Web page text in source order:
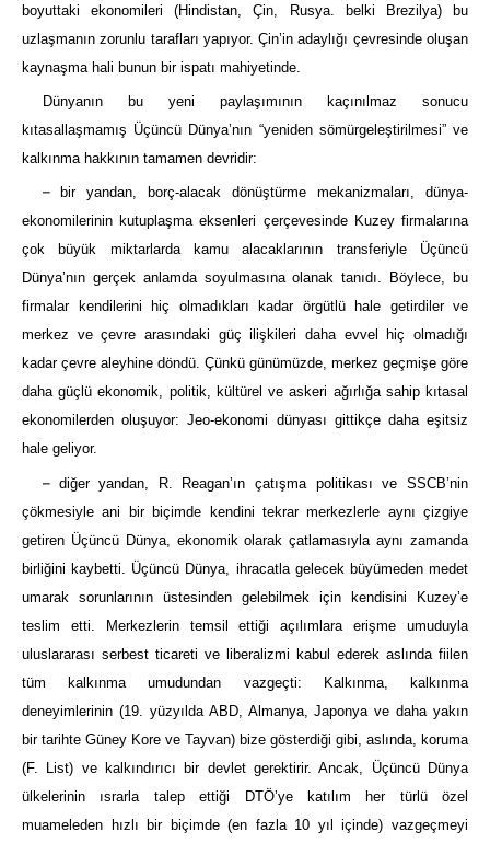
boyuttaki ekonomileri (Hindistan, Çin, Rusya. belki Brezilya) bu
uzlaşmanın zorunlu tarafları yapıyor. Çin’in adaylığı çevresinde oluşan
kaynaşma hali bunun bir ispatı mahiyetinde.
Dünyanın bu yeni paylaşımının kaçınılmaz sonucu
kıtasallaşmamış Üçüncü Dünya’nın “yeniden sömürgeleştirilmesi” ve
kalkınma hakkının tamamen devridir:
–
bir yandan, borç-alacak dönüştürme mekanizmaları, dünya-
ekonomilerinin kutuplaşma eksenleri çerçevesinde Kuzey firmalarına
çok büyük miktarlarda kamu alacaklarının transferiyle Üçüncü
Dünya’nın gerçek anlamda soyulmasına olanak tanıdı. Böylece, bu
firmalar kendilerini hiç olmadıkları kadar örgütlü hale getirdiler ve
merkez ve çevre arasındaki güç ilişkileri daha evvel hiç olmadığı
kadar çevre aleyhine döndü. Çünkü günümüzde, merkez geçmişe göre
daha güçlü ekonomik, politik, kültürel ve askeri ağırlığa sahip kıtasal
ekonomilerden oluşuyor: Jeo-ekonomi dünyası gittikçe daha eşitsiz
hale geliyor.
– diğer yandan, R. Reagan’ın çatışma politikası ve SSCB’nin
çökmesiyle ani bir biçimde kendini tekrar merkezlerle aynı çizgiye
getiren Üçüncü Dünya, ekonomik olarak çatlamasıyla aynı zamanda
birliğini kaybetti. Üçüncü Dünya, ihracatla gelecek büyümeden medet
umarak sorunlarının üstesinden gelebilmek için kendisini Kuzey’e
teslim etti. Merkezlerin temsil ettiği açılımlara erişme umuduyla
uluslararası serbest ticareti ve liberalizmi kabul ederek aslında fiilen
tüm kalkınma umudundan vazgeçti: Kalkınma, kalkınma
deneyimlerinin (19. yüzyılda ABD, Almanya, Japonya ve daha yakın
bir tarihte Güney Kore ve Tayvan) bize gösterdiği gibi, aslında, koruma
(F. List) ve kalkındırıcı bir devlet gerektirir. Ancak, Üçüncü Dünya
ülkelerinin ısrarla talep ettiği DTÖ’ye katılım her türlü özel
muameleden hızlı bir biçimde (en fazla 10 yıl içinde) vazgeçmeyi